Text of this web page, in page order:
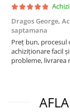
Puzzle 3D
Puzzle 8000 piese
Puzzle 150 piese
Puzzle 1000
Puzzle 24 piese
Dragos George,
saptamana
Preț bun, procesul
achiziționare facil
probleme, livrarea